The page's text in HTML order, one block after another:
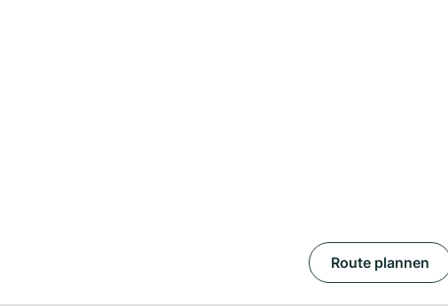
Route plannen